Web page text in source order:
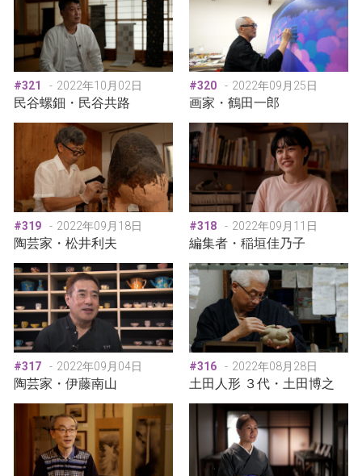
#321 2022年10月02日
民谷螺鈿・民谷共路
#320 2022年09月25日
画家・鶴田一郎
#319 2022年09月18日
陶芸家・松井利夫
#318 2022年09月11日
編集者・稲垣佳乃子
#317 2022年09月04日
陶芸家・伊藤南山
#316 2022年08月28日
土田人形 ３代・土田博之